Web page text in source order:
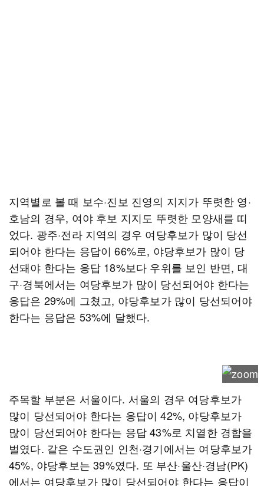
지역별로 볼 때 보수·진보 진영의 지지가 뚜렷한 영·
호남의 경우, 여야 후보 지지도 뚜렷한 모양새를 띠
었다. 광주·전라 지역의 경우 여당후보가 많이 당선
되어야 한다는 응답이 66%로, 야당후보가 많이 당
선돼야 한다는 응답 18%보다 우위를 보인 반면, 대
구·경북에서는 여당후보가 많이 당선되어야 한다는
응답은 29%에 그쳤고, 야당후보가 많이 당선되어야
한다는 응답은 53%에 달했다.
주목할 부분은 서울이다. 서울의 경우 여당후보가
많이 당선되어야 한다는 응답이 42%, 야당후보가
많이 당선되어야 한다는 응답 43%로 치열한 경합을
벌였다. 같은 수도권인 인천·경기에서는 여당후보가
45%, 야당후보는 39%였다. 또 부산·울산·경남(PK)
에서는 여당후보가 많이 당선되어야 한다는 응답이